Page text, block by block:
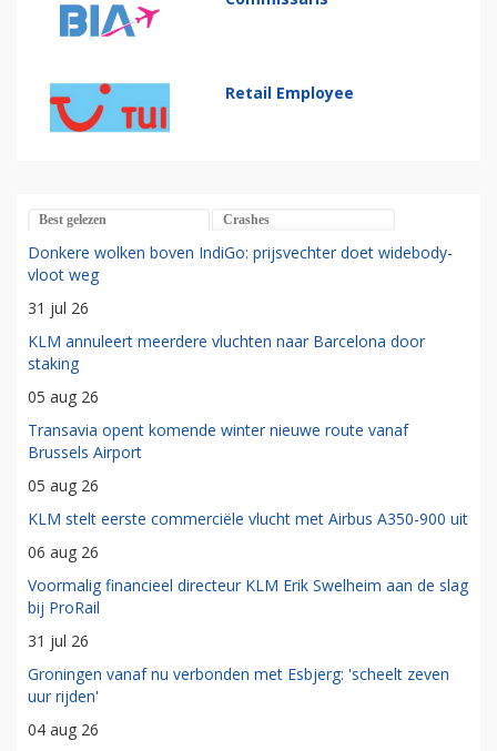
Retail Employee
Best gelezen Crashes
Donkere wolken boven IndiGo: prijsvechter doet widebody-
vloot weg
31 jul 26
KLM annuleert meerdere vluchten naar Barcelona door
staking
05 aug 26
Transavia opent komende winter nieuwe route vanaf
Brussels Airport
05 aug 26
KLM stelt eerste commerciële vlucht met Airbus A350-900 uit
06 aug 26
Voormalig financieel directeur KLM Erik Swelheim aan de slag
bij ProRail
31 jul 26
Groningen vanaf nu verbonden met Esbjerg: 'scheelt zeven
uur rijden'
04 aug 26